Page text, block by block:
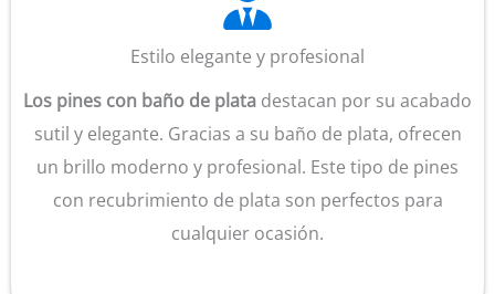
Estilo elegante y profesional
Los pines con baño de plata destacan por su acabado
sutil y elegante. Gracias a su baño de plata, ofrecen
un brillo moderno y profesional. Este tipo de pines
con recubrimiento de plata son perfectos para
cualquier ocasión.